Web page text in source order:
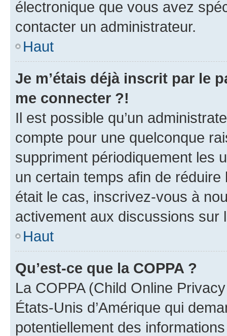
électronique que vous avez
contacter un administrateur.
Haut
Je m’étais déjà inscrit par le
me connecter ?!
Il est possible qu’un
compte pour une quelconque
suppriment périodiquement les
un certain temps afin de
était le cas, inscrivez-vous à
activement aux discussions sur
Haut
Qu’est-ce que la COPPA ?
La COPPA (Child Online
États-Unis d’Amérique qui
potentiellement des